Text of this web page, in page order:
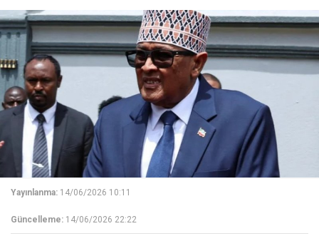
Yayınlanma: 14/06/2026 10:11
Güncelleme: 14/06/2026 22:22